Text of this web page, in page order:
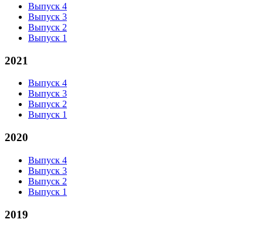
Выпуск 4
Выпуск 3
Выпуск 2
Выпуск 1
2021
Выпуск 4
Выпуск 3
Выпуск 2
Выпуск 1
2020
Выпуск 4
Выпуск 3
Выпуск 2
Выпуск 1
2019